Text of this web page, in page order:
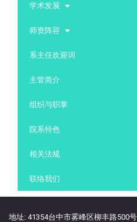
学术发展
师资阵容
系主任欢迎词
主管简介
组织与职掌
院系特色
相关法规
联络我们
地址: 41354台中市雾峰区柳丰路500